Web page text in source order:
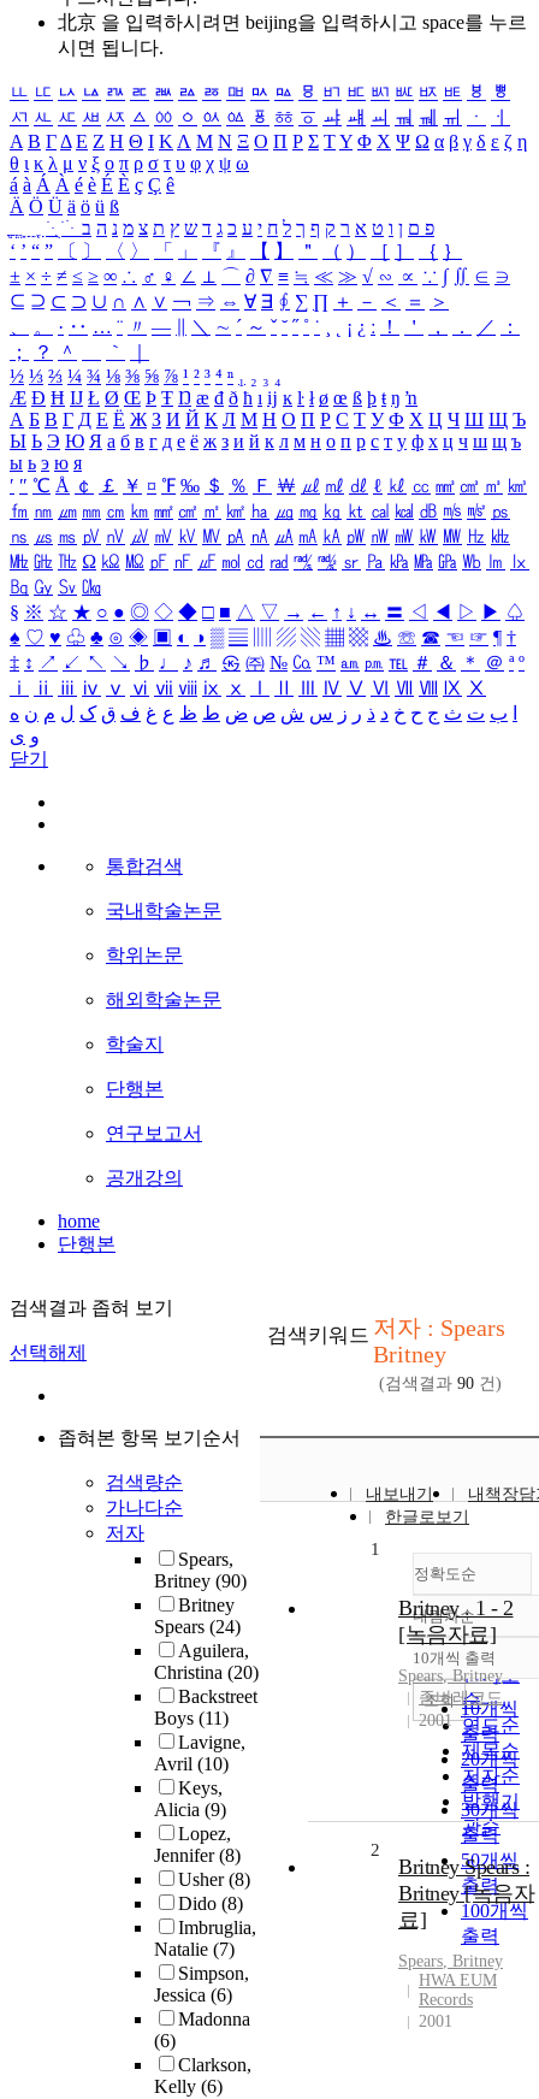
北京 을 입력하시려면 beijing을 입력하시고 space를 누르
시면 됩니다.
ㅥ ㅦ ㅧ ㅨ ㅩ ㅪ ㅫ ㅬ ㅭ ㅮ ㅯ ㅰ ㅱ ㅲ ㅳ ㅴ ㅵ ㅶ ㅷ ㅸ
ㅹ
ㅺ ㅻ ㅼ ㅽ ㅾ ㅿ ㆀ ㆁ ㆂ ㆃ ㆄ ㆅ ㆆ ㆇ ㆈ ㆉ ㆊ ㆋ ㆌ ㆍ
ㆎ
Α Β ΓΔ Ε Ζ Η Θ Ι ΚΛ Μ Ν Ξ Ο Π Ρ Σ ΤΥ Φ Χ Ψ Ω α β γ δ ε ζ η
θ ι κ λ μ ν ξ ο π ρ σ τ υ φ χ ψ ω
á à Á À é è É È ç Ç ê
Ä Ö Ü ä ö ü ß
ִֶֹ ֻּ ׁׂ פ ם ן ו ט א ר ק ף ך ל ח י ע כ ג ד ש ץ ת צ מ נ ה ב
‘ ’ “ ” 〔 〕 〈 〉 「 」 『 』 【 】 ＂ （ ） ［ ］ ｛ ｝
± × ÷ ≠ ≤ ≥ ∞ ∴ ♂ ♀ ∠ ⊥ ⌒ ∂ ∇ ≡ ≒ ≪ ≫ √ ∽ ∝ ∵ ∫ ∬ ∈ ∋
⊆ ⊇ ⊂ ⊃ ∪ ∩ ∧ ∨ ￢ ⇒ ⇔ ∀ ∃ ∮ ∑ ∏ ＋ － ＜ ＝
＞
、
。 · ‥ … ¨ 〃 ― ＼ ∼ ´ ～ ˇ ˘ ˝ ˚ ˙ ¸ ¡ ¿ ː ！ ＇ ， ． ／
：
；
？ ＾ ｀
½ ⅓ ⅔ ¼ ¾ ⅛ ⅜ ⅝ ⅞ ¹ ² ³ ⁴ ⁿ ₁ ₂ ₃ ₄
Æ Ð Ħ Ĳ Ł Ø Œ Þ Ŧ Ŋ æ đ ð ħ ı ĳ ĸ ŀ ł ø œ ß þ ŧ ŋ ŉ
А Б В Г Д Е Ё Ж З И Й К Л М Н О П Р С Т У Ф Х Ц Ч Ш Щ Ъ
Ы Ь Э Ю Я а б в г д е ё ж з и й к л м н о п р с т у ф х ц ч ш щ ъ
ы ь э ю я
′ ″ ℃ Å ￠ ￡ ￥ ¤ ℉ ‰ ＄ ％ Ｆ ￦ ㎕ ㎖ ㎗ ℓ ㎘ ㏄ ㎣ ㎤ ㎥ ㎦
㎙ ㎚ ㎛ ㎜ ㎝ ㎞ ㎟ ㎠ ㎡ ㎢ ㏊ ㎍ ㎎ ㎏ ㏏ ㎈ ㎉ ㏈ ㎧ ㎨ ㎰
㎱ ㎲ ㎳ ㎴ ㎵ ㎶ ㎷ ㎸ ㎹ ㎀ ㎁ ㎂ ㎃ ㎄ ㎺ ㎻ ㎽ ㎾ ㎿ ㎐ ㎑
㎒ ㎓ ㎔ Ω ㏀ ㏁ ㎊ ㎋ ㎌ ㏖ ㏅ ㎭ ㎮ ㎯ ㏛ ㎩ ㎪ ㎫ ㎬ ㏝ ㏐
㏓
㏃ ㏉ ㏜ ㏆
§ ※ ☆ ★ ○ ● ◎ ◇ ◆ □ ■ △ ▽ → ← ↑ ↓ ↔ 〓 ◁ ◀ ▷ ▶ ♤
♠ ♡ ♥ ♧ ♣ ⊙ ◈ ▣ ◐ ◑ ▒ ▤ ▨ ▧ ▦ ▩ ♨ ☏ ☎ ☜ ☞ ¶ †
‡ ↕ ↗ ↙ ↖ ↘ ♭ ♩ ♪ ♬ ㉿ ㈜ № ㏇ ™ ㏂ ㏘ ℡ ＃ ＆ ＊ ＠ ª º
ⅰ
ⅱ ⅲ ⅳ ⅴ ⅵ ⅶ ⅷ ⅸ ⅹ Ⅳ Ⅴ Ⅵ Ⅶ Ⅷ Ⅸ Ⅹ
ب ت ث ج ح خ د ذ ر ز س ش ص ض ط ظ ع غ ف ق ک ل م ن ه
و ی
닫기
통합검색
국내학술논문
학위논문
해외학술논문
학술지
단행본
연구보고서
공개강의
home
단행본
검색결과 좁혀 보기
선택해제
좁혀본 항목 보기순서
검색량순
가나다순
저자
Spears,
Britney (90)
Britney
Spears (24)
Aguilera,
Christina (20)
Backstreet
Boys (11)
Lavigne,
Avril (10)
Keys,
Alicia (9)
Lopez,
Jennifer(8)
Usher(8)
Dido (8)
Imbruglia,
Natalie (7)
Simpson,
Jessica (6)
Madonna
(6)
Clarkson,
Kelly (6)
검색키워드 저자 : Spears
Britney
(검색결과 90 건)
내보내기
내책장담
한글로보기
정확도순
정확도
순
인기도
순
연도순
제목순
저자순
발행기
관순
내림차순
내림차순
10개씩 출력
10개씩
출력
20개씩
출력
30개씩
출력
50개씩
출력
100개씩
출력
조회
1
Britney . 1 - 2
[녹음자료]
Spears,Britney
좀바레코드
2001
2
Britney Spears :
Britney [녹음자
료]
Spears, Britney
HWA EUM
Records
2001